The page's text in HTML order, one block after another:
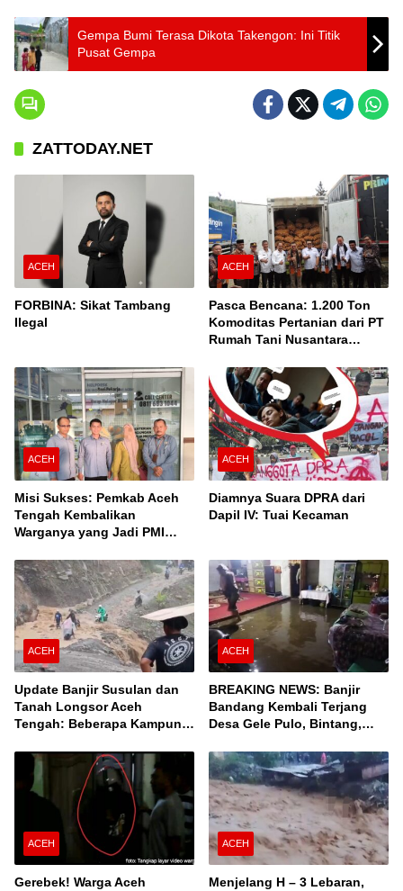
Gempa Bumi Terasa Dikota Takengon: Ini Titik
Pusat Gempa
ZATTODAY.NET
ACEH
FORBINA: Sikat Tambang
Ilegal
ACEH
Pasca Bencana: 1.200 Ton
Komoditas Pertanian dari PT
Rumah Tani Nusantara
Pasar Nasional
ACEH
Misi Sukses: Pemkab Aceh
Tengah Kembalikan
Warganya yang Jadi PMI
ACEH
Diamnya Suara DPRA dari
Dapil IV: Tuai Kecaman
ACEH
Update Banjir Susulan dan
Tanah Longsor Aceh
Tengah: Beberapa Kampung
ACEH
BREAKING NEWS: Banjir
Bandang Kembali Terjang
Desa Gele Pulo, Bintang,
ACEH
Gerebek! Warga Aceh
ACEH
Menjelang H – 3 Lebaran,